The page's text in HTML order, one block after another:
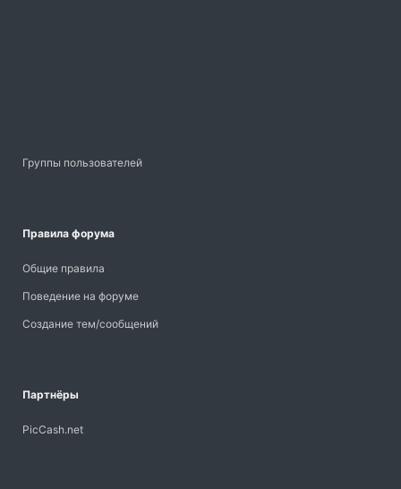
Группы пользователей
Правила форума
Общие правила
Поведение на форуме
Создание тем/сообщений
Партнёры
PicCash.net